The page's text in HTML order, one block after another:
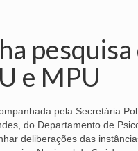
pesquisa
e MPU
pela Secretária
do Departamento de
deliberações das